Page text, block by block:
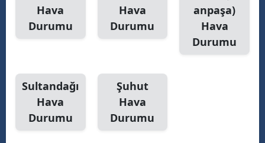
Tekirdağ
Hava
Durumu
Hava
Durumu
anpaşa)
Hava
Durumu
Sultandağı
Hava
Durumu
Şuhut
Hava
Durumu